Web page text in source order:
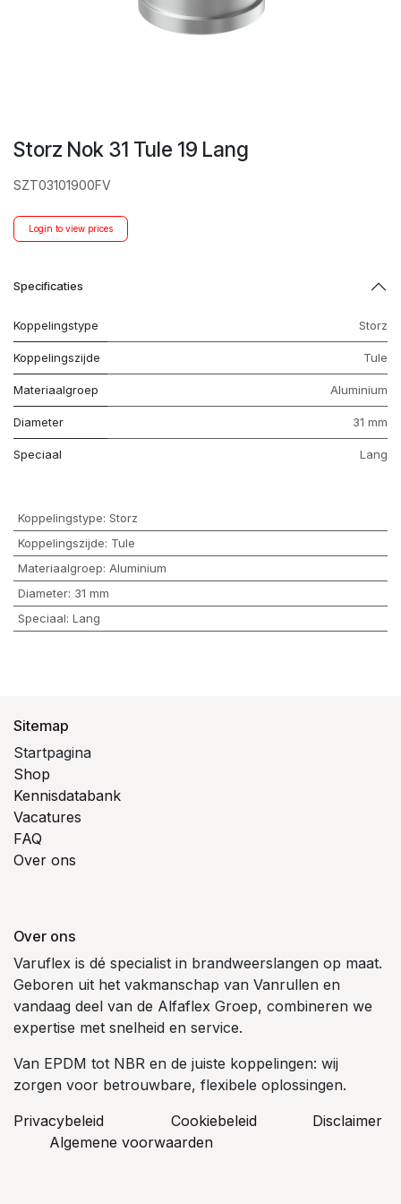
Storz Nok 31 Tule 19 Lang
SZT03101900FV
Login to view prices
Specificaties
Koppelingstype Storz
Koppelingszijde Tule
Materiaalgroep Aluminium
Diameter 31 mm
Speciaal Lang
Koppelingstype: Storz
Koppelingszijde: Tule
Materiaalgroep: Aluminium
Diameter: 31 mm
Speciaal: Lang
Sitemap
Startpagina
Shop
Kennisdatabank
Vacatures
FAQ
Over ons
Over ons
Varuflex is dé specialist in brandweerslangen op maat.
Geboren uit het vakmanschap van Vanrullen en
vandaag deel van de Alfaflex Groep, combineren we
expertise met snelheid en service.
Van EPDM tot NBR en de juiste koppelingen: wij
zorgen voor betrouwbare, flexibele oplossingen.
Privacybeleid
Cookiebeleid
​Disclaimer
Algemene voorwaarden